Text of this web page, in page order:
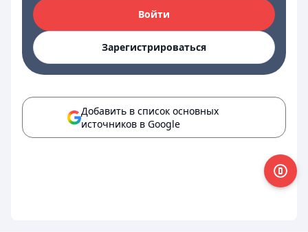
Войти
Зарегистрироваться
Добавить в список основных
источников в Google